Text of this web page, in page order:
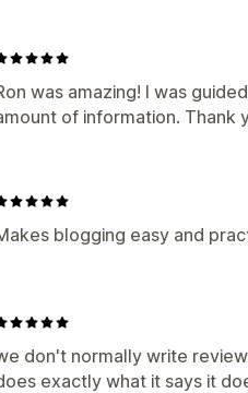
was amazing! I was
of information. Thank
blogging easy and
don't normally write
exactly what it says it